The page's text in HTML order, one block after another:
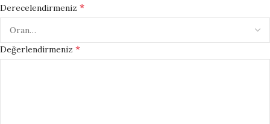
Derecelendirmeniz *
Değerlendirmeniz *